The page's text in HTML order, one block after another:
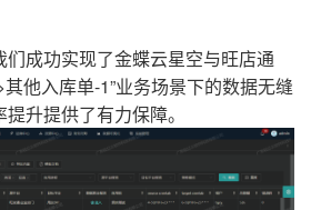
成功实现了金蝶云星空与旺店通
他入库单-1”业务场景下的数据无缝
升提供了有力保障。